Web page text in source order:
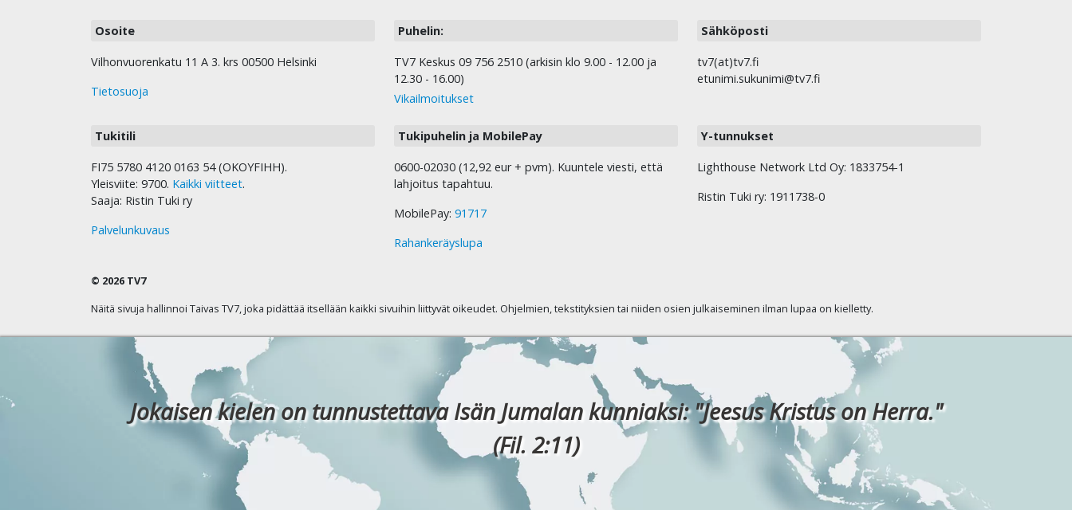
Osoite
Vilhonvuorenkatu 11 A 3. krs 00500 Helsinki
Tietosuoja
Puhelin:
TV7 Keskus 09 756 2510 (arkisin klo 9.00 - 12.00 ja
12.30 - 16.00)
Vikailmoitukset
Sähköposti
tv7(at)tv7.fi
etunimi.sukunimi@tv7.fi
Tukitili
FI75 5780 4120 0163 54 (OKOYFIHH).
Yleisviite: 9700. Kaikki viitteet.
Saaja: Ristin Tuki ry
Palvelunkuvaus
Tukipuhelin ja MobilePay
0600-02030 (12,92 eur + pvm). Kuuntele viesti, että
lahjoitus tapahtuu.
MobilePay: 91717
Rahankeräyslupa
Y-tunnukset
Lighthouse Network Ltd Oy: 1833754-1
Ristin Tuki ry: 1911738-0
© 2026 TV7
Näitä sivuja hallinnoi Taivas TV7, joka pidättää itsellään kaikki sivuihin liittyvät oikeudet. Ohjelmien, tekstityksien tai niiden osien julkaiseminen ilman lupaa on kielletty.
Jokaisen kielen on tunnustettava Isän Jumalan kunniaksi: "Jeesus Kristus on Herra."
(Fil. 2:11)